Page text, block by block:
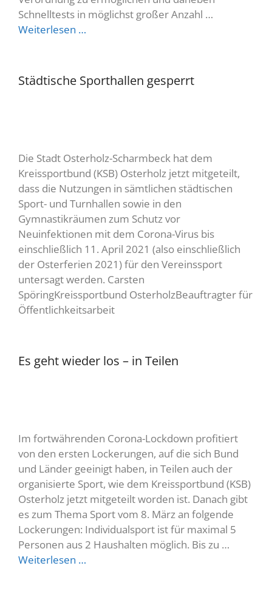
Schnelltests in möglichst großer Anzahl …
Weiterlesen …
Städtische Sporthallen gesperrt
Die Stadt Osterholz-Scharmbeck hat dem
Kreissportbund (KSB) Osterholz jetzt mitgeteilt,
dass die Nutzungen in sämtlichen städtischen
Sport- und Turnhallen sowie in den
Gymnastikräumen zum Schutz vor
Neuinfektionen mit dem Corona-Virus bis
einschließlich 11. April 2021 (also einschließlich
der Osterferien 2021) für den Vereinssport
untersagt werden. Carsten
SpöringKreissportbund OsterholzBeauftragter für
Öffentlichkeitsarbeit
Es geht wieder los – in Teilen
Im fortwährenden Corona-Lockdown profitiert
von den ersten Lockerungen, auf die sich Bund
und Länder geeinigt haben, in Teilen auch der
organisierte Sport, wie dem Kreissportbund (KSB)
Osterholz jetzt mitgeteilt worden ist. Danach gibt
es zum Thema Sport vom 8. März an folgende
Lockerungen: Individualsport ist für maximal 5
Personen aus 2 Haushalten möglich. Bis zu …
Weiterlesen …